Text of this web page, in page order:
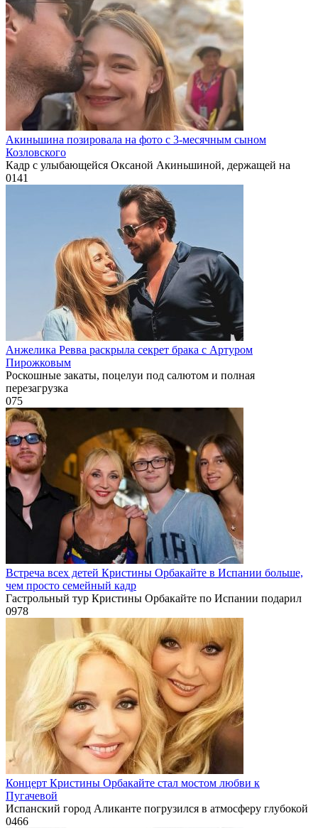
Акиньшина позировала на фото с 3-месячным сыном
Козловского
Кадр с улыбающейся Оксаной Акиньшиной, держащей на
0141
Анжелика Ревва раскрыла секрет брака с Артуром
Пирожковым
Роскошные закаты, поцелуи под салютом и полная
перезагрузка
075
Встреча всех детей Кристины Орбакайте в Испании больше,
чем просто семейный кадр
Гастрольный тур Кристины Орбакайте по Испании подарил
0978
Концерт Кристины Орбакайте стал мостом любви к
Пугачевой
Испанский город Аликанте погрузился в атмосферу глубокой
0466